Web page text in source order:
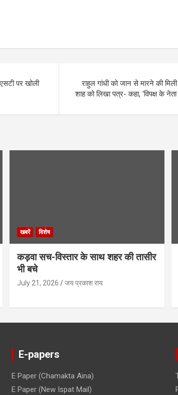
पर खोली
राहुल गांधी को जान से मारने की
शाह को लिखा पत्र- कहा, ‘विपक्ष के
खबरें विशेष
कड़वा सच-विस्तार के साथ शहर की तासीर
भी बचे
July 21, 2026 जय प्रकाश राय
E-papers
E Paper (Chamakta Aina)
E Paper (New Ispat Mail)